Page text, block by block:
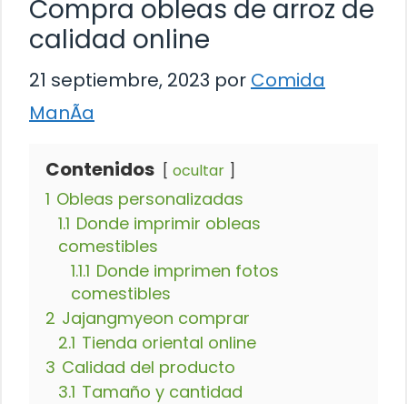
Compra obleas de arroz de
calidad online
21 septiembre, 2023 por Comida
ManÃ­a
Contenidos ocultar
1 Obleas personalizadas
1.1 Donde imprimir obleas
comestibles
1.1.1 Donde imprimen fotos
comestibles
2 Jajangmyeon comprar
2.1 Tienda oriental online
3 Calidad del producto
3.1 Tamaño y cantidad